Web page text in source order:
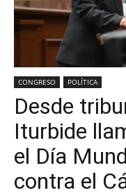
CONGRESO POLÍTICA
Desde
Iturbide
el Día
contra el